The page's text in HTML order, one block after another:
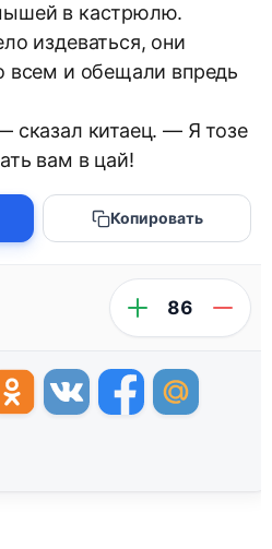
в кастрюлю.
издеваться, они
всем и обещали впредь
китаец. — Я тозе
вам в цай!
Копировать
86